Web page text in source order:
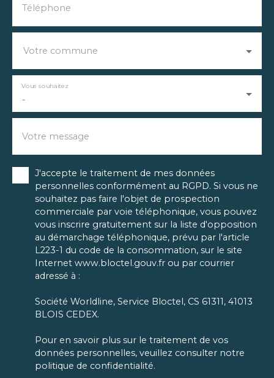
Téléphone
Votre commune
-
Vous souhaitez
Votre message
J'accepte le traitement de mes données
personnelles conformément au RGPD. Si vous ne
souhaitez pas faire l'objet de prospection
commerciale par voie téléphonique, vous pouvez
vous inscrire gratuitement sur la liste d'opposition
au démarchage téléphonique, prévu par l'article
L223-1 du code de la consommation, sur le site
Internet www.bloctel.gouv.fr ou par courrier
adressé à :
Société Worldline, Service Bloctel, CS 61311, 41013
BLOIS CEDEX.
Pour en savoir plus sur le traitement de vos
données personnelles, veuillez consulter notre
politique de confidentialité.